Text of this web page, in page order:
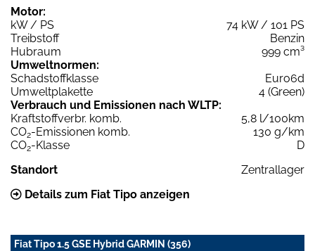
Motor:
kW / PS
74 kW / 101 PS
Treibstoff
Benzin
Hubraum
999 cm³
Umweltnormen:
Schadstoffklasse
Euro6d
Umweltplakette
4 (Green)
Verbrauch und Emissionen nach WLTP:
Kraftstoffverbr. komb.
5,8 l/100km
CO2-Emissionen komb.
130 g/km
CO2-Klasse
D
Standort
Zentrallager
Details zum Fiat Tipo anzeigen
Fiat Tipo 1.5 GSE Hybrid GARMIN (356)